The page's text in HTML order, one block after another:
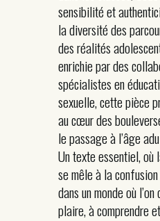
sensibilité et
la diversité des
des réalités
enrichie par des
spécialistes en
sexuelle, cette pièce
au cœur des
le passage à l’âge
Un texte essentiel, où
se mêle à la
dans un monde où
plaire, à comprendre